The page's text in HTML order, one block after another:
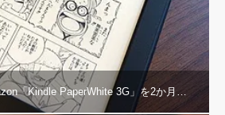
「Kindle PaperWhite 3G」を2か月…